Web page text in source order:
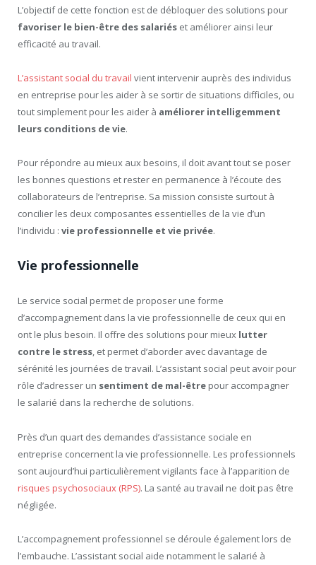
L’objectif de cette fonction est de débloquer des solutions pour
favoriser le bien-être des salariés et améliorer ainsi leur
efficacité au travail.
L’assistant social du travail vient intervenir auprès des individus
en entreprise pour les aider à se sortir de situations difficiles, ou
tout simplement pour les aider à améliorer intelligemment
leurs conditions de vie.
Pour répondre au mieux aux besoins, il doit avant tout se poser
les bonnes questions et rester en permanence à l’écoute des
collaborateurs de l’entreprise. Sa mission consiste surtout à
concilier les deux composantes essentielles de la vie d’un
l’individu : vie professionnelle et vie privée.
Vie professionnelle
Le service social permet de proposer une forme
d’accompagnement dans la vie professionnelle de ceux qui en
ont le plus besoin. Il offre des solutions pour mieux lutter
contre le stress, et permet d’aborder avec davantage de
sérénité les journées de travail. L’assistant social peut avoir pour
rôle d’adresser un sentiment de mal-être pour accompagner
le salarié dans la recherche de solutions.
Près d’un quart des demandes d’assistance sociale en
entreprise concernent la vie professionnelle. Les professionnels
sont aujourd’hui particulièrement vigilants face à l’apparition de
risques psychosociaux (RPS). La santé au travail ne doit pas être
négligée.
L’accompagnement professionnel se déroule également lors de
l’embauche. L’assistant social aide notamment le salarié à